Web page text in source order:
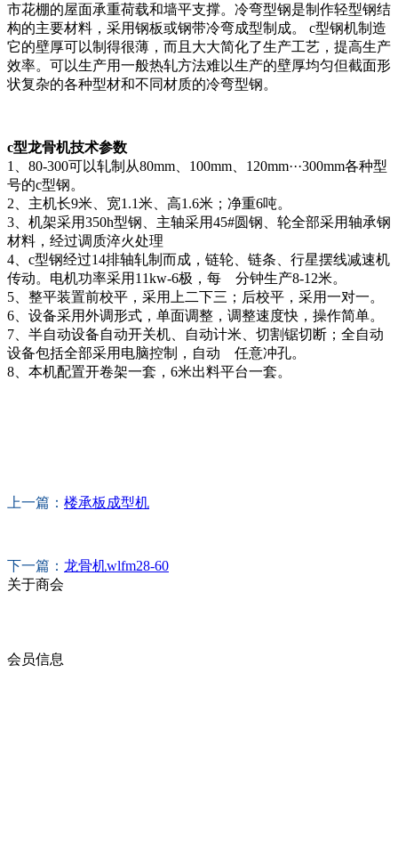
市花棚的屋面承重荷载和墙平支撑。冷弯型钢是制作轻型钢结
构的主要材料，采用钢板或钢带冷弯成型制成。 c型钢机制造
它的壁厚可以制得很薄，而且大大简化了生产工艺，提高生产
效率。可以生产用一般热轧方法难以生产的壁厚均匀但截面形
状复杂的各种型材和不同材质的冷弯型钢。
c型龙骨机技术参数
1、80-300可以轧制从80mm、100mm、120mm···300mm各种型
号的c型钢。
2、主机长9米、宽1.1米、高1.6米；净重6吨。
3、机架采用350h型钢、主轴采用45#圆钢、轮全部采用轴承钢
材料，经过调质淬火处理
4、c型钢经过14排轴轧制而成，链轮、链条、行星摆线减速机
传动。电机功率采用11kw-6极，每 分钟生产8-12米。
5、整平装置前校平，采用上二下三；后校平，采用一对一。
6、设备采用外调形式，单面调整，调整速度快，操作简单。
7、半自动设备自动开关机、自动计米、切割锯切断；全自动
设备包括全部采用电脑控制，自动 任意冲孔。
8、本机配置开卷架一套，6米出料平台一套。
上一篇： 楼承板成型机
下一篇： 龙骨机wlfm28-60
关于商会
会员信息